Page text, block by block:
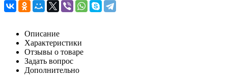
Описание
Характеристики
Отзывы о товаре
Задать вопрос
Дополнительно